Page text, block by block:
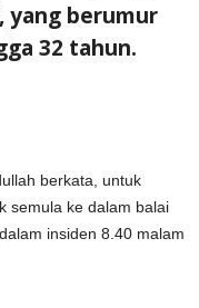
yang berumur
32 tahun.
berkata, untuk
semula ke dalam balai
insiden 8.40 malam